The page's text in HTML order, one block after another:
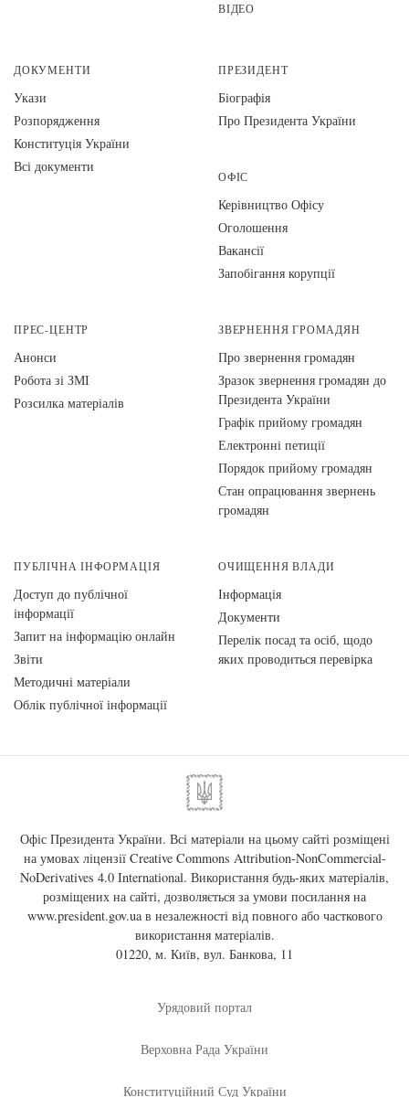
ВІДЕО
ДОКУМЕНТИ
Укази
Розпорядження
Конституція України
Всі документи
ПРЕЗИДЕНТ
Біографія
Про Президента України
ОФІС
Керівництво Офісу
Оголошення
Вакансії
Запобігання корупції
ПРЕС-ЦЕНТР
Анонси
Робота зі ЗМІ
Розсилка матеріалів
ЗВЕРНЕННЯ ГРОМАДЯН
Про звернення громадян
Зразок звернення громадян до
Президента України
Графік прийому громадян
Електронні петиції
Порядок прийому громадян
Стан опрацювання звернень
громадян
ПУБЛІЧНА ІНФОРМАЦІЯ
Доступ до публічної
інформації
Запит на інформацію онлайн
Звіти
Методичні матеріали
Облік публічної інформації
ОЧИЩЕННЯ ВЛАДИ
Інформація
Документи
Перелік посад та осіб, щодо
яких проводиться перевірка
Офіс Президента України. Всі матеріали на цьому сайті розміщені
на умовах ліцензії Creative Commons Attribution-NonCommercial-
NoDerivatives 4.0 International. Використання будь-яких матеріалів,
розміщених на сайті, дозволяється за умови посилання на
www.president.gov.uaв незалежності від повного або часткового
використання матеріалів.
01220, м. Київ, вул. Банкова, 11
Урядовий портал
Верховна Рада України
Конституційний Суд України